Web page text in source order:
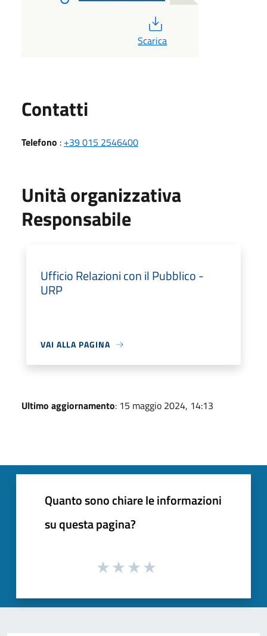
Scarica
Contatti
Telefono : +39 015 2546400
Unità organizzativa
Responsabile
Ufficio Relazioni con il Pubblico -
URP
VAI ALLA PAGINA
Ultimo aggiornamento: 15 maggio 2024, 14:13
Quanto sono chiare le informazioni
su questa pagina?